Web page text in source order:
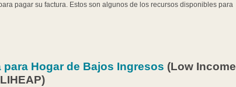
pagar su factura. Estos son algunos de los recursos disponibles para
Hogar de Bajos Ingresos (Low Income